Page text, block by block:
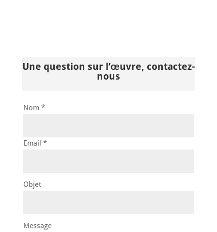
Une question sur l’œuvre, contactez-
nous
Nom *
Email *
Objet
Message